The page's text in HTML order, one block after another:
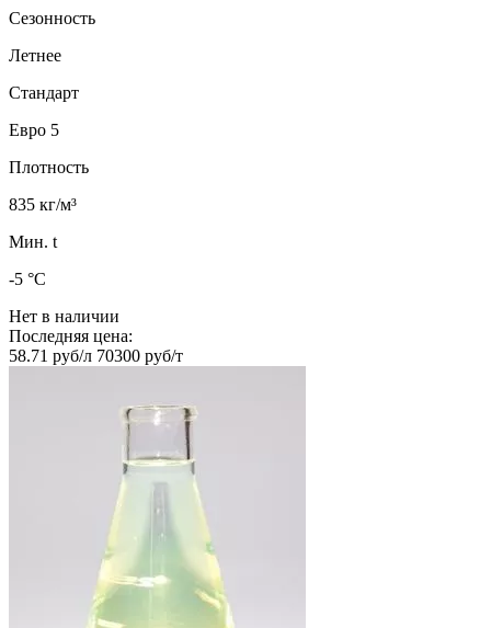
Сезонность
Летнее
Стандарт
Евро 5
Плотность
835 кг/м³
Мин. t
-5 °C
Нет в наличии
Последняя цена:
58.71 руб/л 70300 руб/т